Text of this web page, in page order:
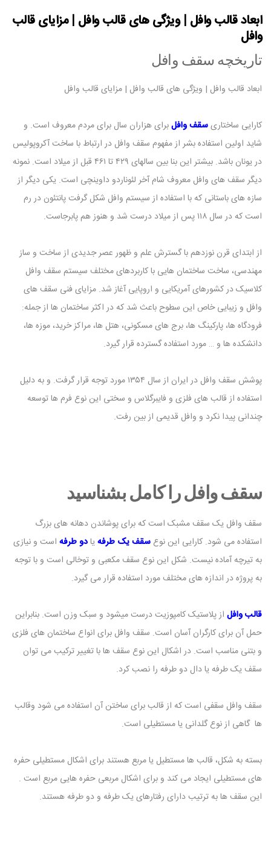
ابعاد قالب وافل | ویژگی های قالب وافل | مزایای قالب
وافل
تاریخچه سقف وافل
ابعاد قالب وافل | ویژگی های قالب وافل | مزایای قالب وافل
کارایی ساختاریسقف وافلبرای هزاران سال برای مردم معروف است. و
شاید اولین استفاده بشر از مفهوم سقف وافل در ارتباط با ساخت آکروپولیس
در یونان باشد. بیشتر این بنا بین سالهای ۴۲۹ تا ۴۶۱ قبل از میلاد است. نمونه
دیگر سقف های وافل معروف شام آخر لئوناردو داوینچی است. یکی دیگر از
سازه های باستانی که با استفاده از سیستم وافل شکل گرفت پانتئون در رم
است که در سال ۱۱۸ پس از میلاد درست شد و هنوز هم پابرجاست.
از ابتدای قرن نوزدهم با گسترش علم و ظهور عصر جدیدی از ساخت و ساز
مهندسی، ساخت ساختمان هایی با کاربردهای مختلف سیستم سقف وافل
کلاسیک در کشورهای آمریکایی و اروپایی آغاز شد. مزایای فنی سقف های
وافل و زیبایی خاص این سطوح باعث شد که در اکثر ساختمان ها از جمله:
فرودگاه ها، پارکینگ ها، برج های مسکونی، هتل ها، مراکز خرید، موزه ها،
دانشکده ها و … مورد استفاده گسترده قرار گیرد.
پوشش سقف وافل در ایران از سال ۱۳۵۴ مورد توجه قرار گرفت. و به دلیل
استفاده از قالب های فلزی و فایبرگلاس و سختی این نوع فرم ها توسعه
چندانی پیدا نکرد و وافل قدیمی از بین رفت.
سقف وافل را کامل بشناسید
سقف وافل یک سقف مشبک است که برای پوشاندن دهانه های بزرگ
استفاده می شود. کارایی این نوع سقف یک طرفه یادو طرفه است و نیازی
به تیرچه آماده نیست. شکل این نوع سقف مکعبی و توخالی است و با توجه
به پروژه در اندازه های مختلف مورد استفاده قرار می گیرد.
قالب وافل از پلاستیک کامپوزیت درست میشود و سبک وزن است. بنابراین
حمل آن برای کارگران آسان است. سقف وافل برای انواع ساختمان های فلزی
و بتنی مناسب است. در اشکال این نوع سقف ها با تغییر ترکیب می توان
سقف یک طرفه یا دال دو طرفه را نصب کرد.
سقف وافل سقفی است که از قالب برای ساختن آن استفاده می شود وقالب
ها گاهی از نوع گلدانی یا مستطیلی است.
بسته به شکل، قالب ها مستطیل یا مربع هستند برای اشکال مستطیلی حفره
های مستطیلی ایجاد می کند و برای اشکال مربعی حفره هایی مربع است .
این سقف ها به ترتیب دارای رفتارهای یک طرفه و دو طرفه هستند.